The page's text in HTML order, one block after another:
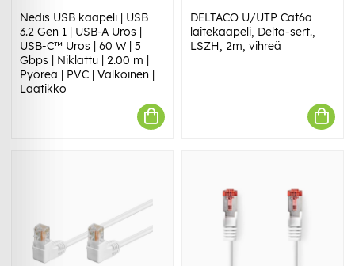
Nedis USB kaapeli | USB
3.2 Gen 1 | USB-A Uros |
USB-C™ Uros | 60 W | 5
Gbps | Niklattu | 2.00 m |
Pyöreä | PVC | Valkoinen |
Laatikko
DELTACO U/UTP Cat6a
laitekaapeli, Delta-sert.,
LSZH, 2m, vihreä